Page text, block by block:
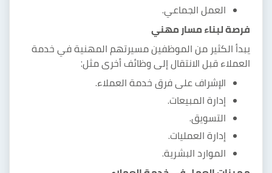
العمل الجماعي.
فرصة لبناء مسار مهني
يبدأ الكثير من الموظفين مسيرتهم المهنية في خدمة
العملاء قبل الانتقال إلى وظائف أخرى مثل:
الإشراف على فرق خدمة العملاء.
إدارة المبيعات.
التسويق.
إدارة العمليات.
الموارد البشرية.